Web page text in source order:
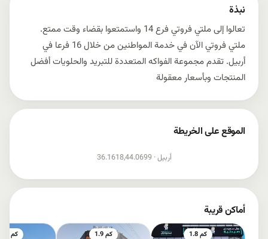
نبذة
تعالوا إلى ملتي فروتي فرع 14 واستمتعوا بقضاء وقت ممتع.
ملتي فروتي الآن في خدمة المواطنين من خلال 16 فرعا في
أربيل. تقدم مجموعة الفواكه المتعددة للتبريد والحلويات أفضل
المنتجات وبأسعار معقولة
أماكن قريبة
1.8 كم 1.9 كم 2.4 كم
الموقع على الخريطة
أربيل · 36.1618,44.0699